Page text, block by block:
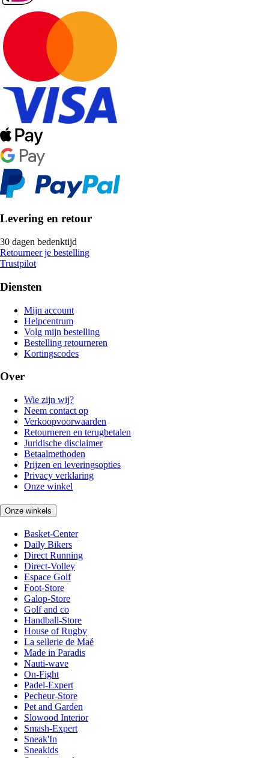
Levering en retour
30 dagen bedenktijd
Retourneer je bestelling
Trustpilot
Diensten
Mijn account
Helpcentrum
Volg mijn bestelling
Bestelling retourneren
Kortingscodes
Over
Wie zijn wij?
Neem contact op
Verkoopvoorwaarden
Retourneren en terugbetalen
Juridische disclaimer
Betaalmethoden
Prijzen en leveringsopties
Privacy verklaring
Onze winkel
Onze winkels
Basket-Center
Daily Bikers
Direct Running
Direct-Volley
Espace Golf
Foot-Store
Galop-Store
Golf and co
Handball-Store
House of Rugby
La sellerie de Maé
Made in Paradis
Nauti-wave
On-Fight
Padel-Expert
Pecheur-Store
Pet and Garden
Slowood Interior
Smash-Expert
Sneak'In
Sneakids